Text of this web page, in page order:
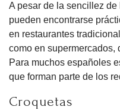
A pesar de la sencillez de
pueden encontrarse
en restaurantes
como en supermercados,
Para muchos españoles
que forman parte de los
Croquetas